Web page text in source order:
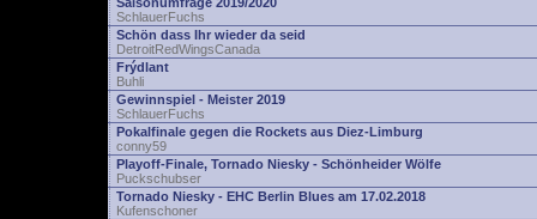
SchlauerFuchs
Schön dass Ihr wieder da seid
DetroitRedWingsCanada
Frýdlant
Buhli
Gewinnspiel - Meister 2019
SchlauerFuchs
Pokalfinale gegen die Rockets aus Diez-Limburg
conny59
Playoff-Finale, Tornado Niesky - Schönheider Wölfe
Puckschubser
Tornado Niesky - EHC Berlin Blues am 17.02.2018
Kufenschoner